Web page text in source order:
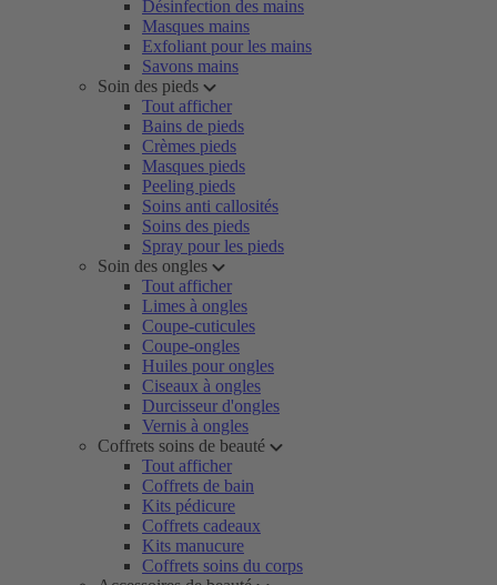
Désinfection des mains
Masques mains
Exfoliant pour les mains
Savons mains
Soin des pieds
Tout afficher
Bains de pieds
Crèmes pieds
Masques pieds
Peeling pieds
Soins anti callosités
Soins des pieds
Spray pour les pieds
Soin des ongles
Tout afficher
Limes à ongles
Coupe-cuticules
Coupe-ongles
Huiles pour ongles
Ciseaux à ongles
Durcisseur d'ongles
Vernis à ongles
Coffrets soins de beauté
Tout afficher
Coffrets de bain
Kits pédicure
Coffrets cadeaux
Kits manucure
Coffrets soins du corps